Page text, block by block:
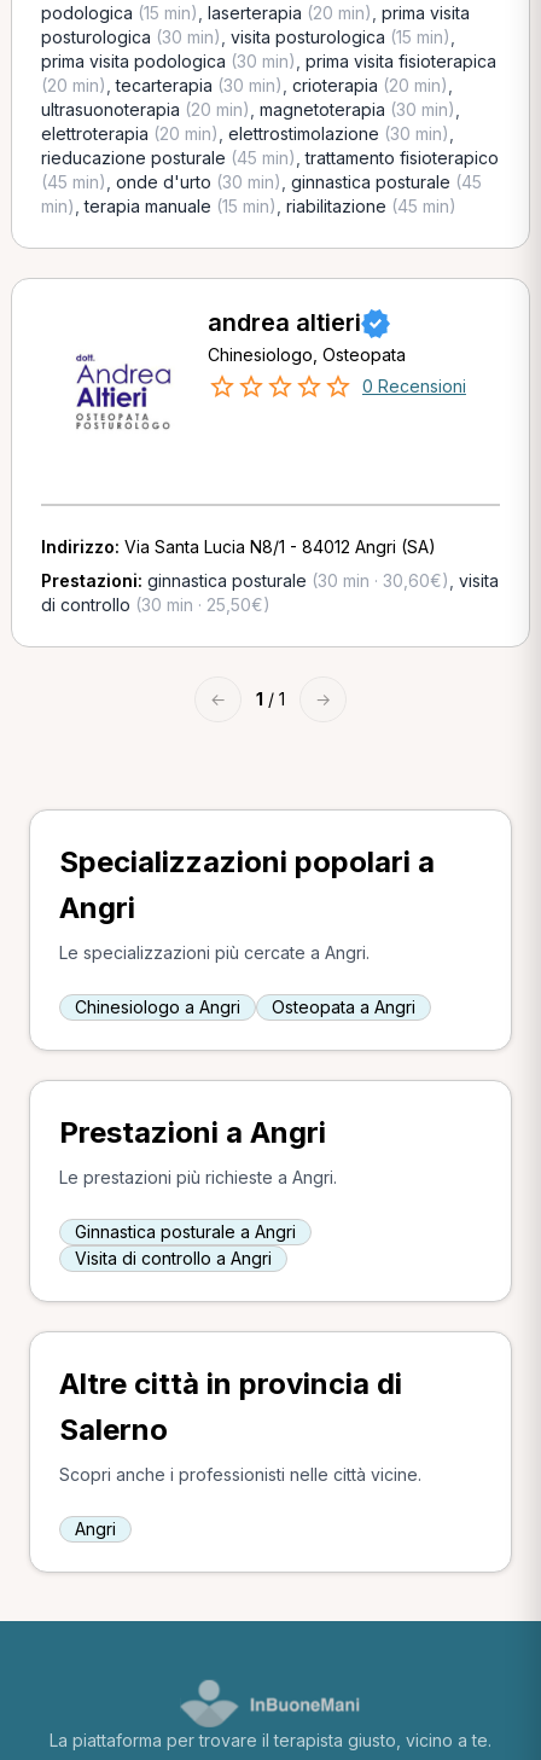
podologica (15 min) laserterapia (20 min) prima visita
posturologica (30 min) visita posturologica (15 min)
prima visita podologica (30 min) prima visita fisioterapica
(20 min) ,tecarterapia (30 min) crioterapia (20 min)
ultrasuonoterapia (20 min) magnetoterapia (30 min)
elettroterapia (20 min) elettrostimolazione (30 min)
rieducazione posturale (45 min) ,trattamento fisioterapico
(45 min) onde d'urto (30 min) ginnastica posturale (45
min) ,terapia manuale (15 min) riabilitazione (45 min)
andrea altieri
Chinesiologo, Osteopata
0 Recensioni
Indirizzo: Via Santa Lucia N8/1 - 84012 Angri (SA)
Prestazioni: ginnastica posturale (30 min · 30,60€) visita
di controllo (30 min · 25,50€)
← 1 / 1 →
Specializzazioni popolari a
Angri
Le specializzazioni più cercate a Angri.
Chinesiologo a Angri Osteopata a Angri
Prestazioni a Angri
Le prestazioni più richieste a Angri.
Ginnastica posturale a Angri
Visita di controllo a Angri
Altre città in provincia di
Salerno
Scopri anche i professionisti nelle città vicine.
Angri
La piattaforma per trovare il terapista giusto, vicino a te.